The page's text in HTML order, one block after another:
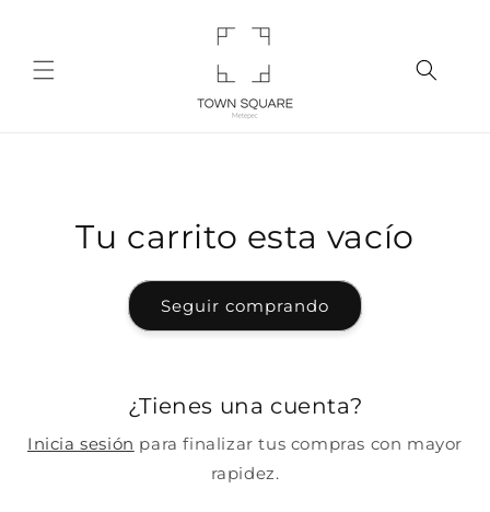
Tu carrito esta vacío
Seguir comprando
¿Tienes una cuenta?
Inicia sesión para finalizar tus compras con mayor
rapidez.